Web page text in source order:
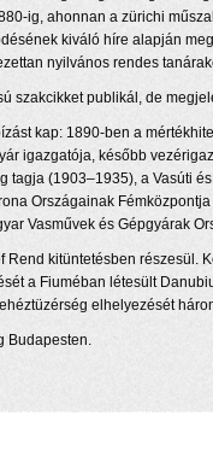
ig, ahonnan a zürichi
kiváló híre alapján
nyilvános rendes
szakcikket publikál, de
kap: 1890-ben a
igazgatója, később
tagja (1903–1935), a Vasúti
Országainak
Vasművek és Gépgyárak
Rend kitüntetésben részesül.
a Fiuméban létesült
elhelyezését
Budapesten.